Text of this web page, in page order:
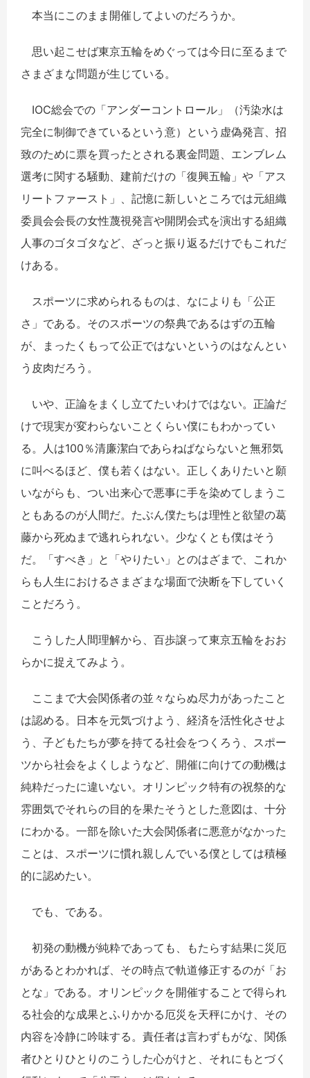
本当にこのまま開催してよいのだろうか。
思い起こせば東京五輪をめぐっては今日に至るまで
さまざまな問題が生じている。
IOC総会での「アンダーコントロール」（汚染水は
完全に制御できているという意）という虚偽発言、招
致のために票を買ったとされる裏金問題、エンブレム
選考に関する騒動、建前だけの「復興五輪」や「アス
リートファースト」、記憶に新しいところでは元組織
委員会会長の女性蔑視発言や開閉会式を演出する組織
人事のゴタゴタなど、ざっと振り返るだけでもこれだ
けある。
スポーツに求められるものは、なによりも「公正
さ」である。そのスポーツの祭典であるはずの五輪
が、まったくもって公正ではないというのはなんとい
う皮肉だろう。
いや、正論をまくし立てたいわけではない。正論だ
けで現実が変わらないことくらい僕にもわかってい
る。人は100％清廉潔白であらねばならないと無邪気
に叫べるほど、僕も若くはない。正しくありたいと願
いながらも、つい出来心で悪事に手を染めてしまうこ
ともあるのが人間だ。たぶん僕たちは理性と欲望の葛
藤から死ぬまで逃れられない。少なくとも僕はそう
だ。「すべき」と「やりたい」とのはざまで、これか
らも人生におけるさまざまな場面で決断を下していく
ことだろう。
こうした人間理解から、百歩譲って東京五輪をおお
らかに捉えてみよう。
ここまで大会関係者の並々ならぬ尽力があったこと
は認める。日本を元気づけよう、経済を活性化させよ
う、子どもたちが夢を持てる社会をつくろう、スポー
ツから社会をよくしようなど、開催に向けての動機は
純粋だったに違いない。オリンピック特有の祝祭的な
雰囲気でそれらの目的を果たそうとした意図は、十分
にわかる。一部を除いた大会関係者に悪意がなかった
ことは、スポーツに慣れ親しんでいる僕としては積極
的に認めたい。
でも、である。
初発の動機が純粋であっても、もたらす結果に災厄
があるとわかれば、その時点で軌道修正するのが「お
とな」である。オリンピックを開催することで得られ
る社会的な成果とふりかかる厄災を天秤にかけ、その
内容を冷静に吟味する。責任者は言わずもがな、関係
者ひとりひとりのこうした心がけと、それにもとづく